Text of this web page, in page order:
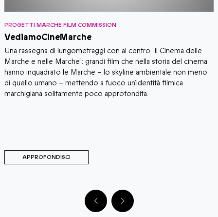
PROGETTI MARCHE FILM COMMISSION
VediamoCineMarche
​​Una rassegna di lungometraggi con al centro “il Cinema delle
Marche e nelle Marche”: grandi film che nella storia del cinema
hanno inquadrato le Marche – lo skyline ambientale non meno
di quello umano – mettendo a fuoco un’identità filmica
marchigiana solitamente poco approfondita.
APPROFONDISCI